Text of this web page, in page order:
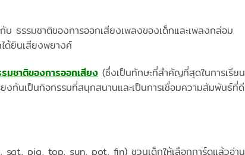
บ ธรรมชาติของการออกเสียงเพลงของเด็กและเพลงกล่อม
ด้ยินเสียงพยางค์
มชาติของการออกเสียง (ซึ่งเป็นทักษะที่สำคัญที่สุดในการเรียน
งกันเป็นกิจกรรมที่สนุกสนานและเป็นการเชื่อมความสัมพันธ์ที่ดี
sat, pig, top, sun, pot, fin) ชวนเด็กให้เลือกการ์ดแล้วอ่าน